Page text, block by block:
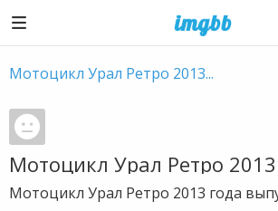
Мотоцикл Урал Ретро 2013...
Мотоцикл Урал Ретро
Мотоцикл Урал Ретро 2013 года